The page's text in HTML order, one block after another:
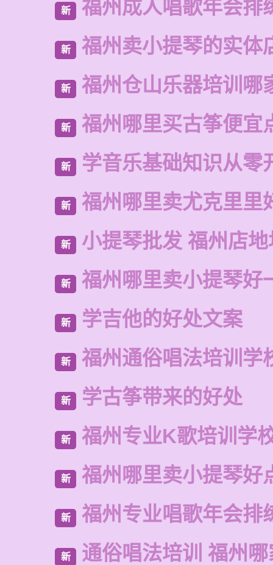
新 福州成人唱歌年会排
新 福州卖小提琴的实体
新 福州仓山乐器培训哪
新 福州哪里买古筝便宜
新 学音乐基础知识从零
新 福州哪里卖尤克里里
新 小提琴批发 福州店
新 福州哪里卖小提琴好
新 学吉他的好处文案
新 福州通俗唱法培训学
新 学古筝带来的好处
新 福州专业K歌培训学
新 福州哪里卖小提琴好
新 福州专业唱歌年会排
新 通俗唱法培训 福州